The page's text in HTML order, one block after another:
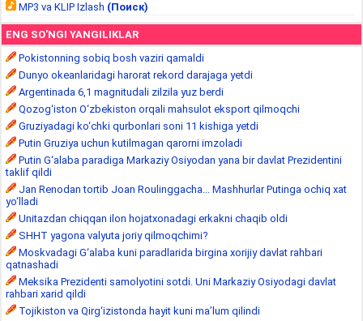
MP3 va KLIP Izlash (Поиск)
ENG SO'NGI YANGILIKLAR
Pokistonning sobiq bosh vaziri qamaldi
Dunyo okeanlaridagi harorat rekord darajaga yetdi
Argentinada 6,1 magnitudali zilzila yuz berdi
Qozog‘iston O‘zbekiston orqali mahsulot eksport qilmoqchi
Gruziyadagi ko‘chki qurbonlari soni 11 kishiga yetdi
Putin Gruziya uchun kutilmagan qarorni imzoladi
Putin G‘alaba paradiga Markaziy Osiyodan yana bir davlat Prezidentini
taklif qildi
Jan Renodan tortib Joan Roulinggacha... Mashhurlar Putinga ochiq xat
yo‘lladi
Unitazdan chiqqan ilon hojatxonadagi erkakni chaqib oldi
SHHT yagona valyuta joriy qilmoqchimi?
Moskvadagi G‘alaba kuni paradlarida birgina xorijiy davlat rahbari
qatnashadi
Meksika Prezidenti samolyotini sotdi. Uni Markaziy Osiyodagi davlat
rahbari xarid qildi
Tojikiston va Qirg‘izistonda hayit kuni ma’lum qilindi